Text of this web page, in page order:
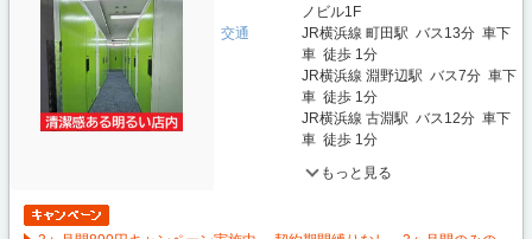
ノビル1F
交通
JR横浜線 町田駅 バス13分 車下
車 徒歩 1分
JR横浜線 淵野辺駅 バス7分 車下
車 徒歩 1分
JR横浜線 古淵駅 バス12分 車下
車 徒歩 1分
もっと見る